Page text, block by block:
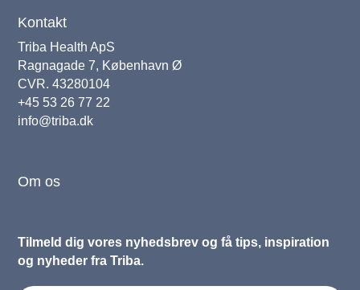
Kontakt
Triba Health ApS
Ragnagade 7, København Ø
CVR. 43280104
+45 53 26 77 22
info@triba.dk
Om os
Tilmeld dig vores nyhedsbrev og få tips, inspiration
og nyheder fra Triba.